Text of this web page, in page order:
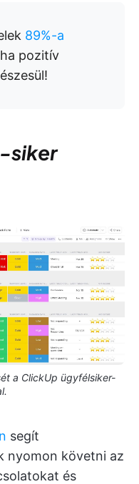
89%-a
pozitív
siker
a ClickUp ügyfélsiker-
segít
nyomon követni az
és